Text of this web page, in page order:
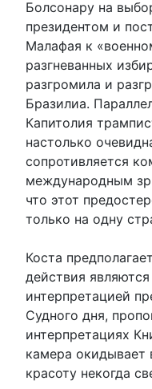
Болсонару на
президентом и
Малафая к
разгневанных
разгромила и
Бразилиа.
Капитолия
настолько
сопротивляется
международным
что этот
только на одну
Коста
действия
интерпретацией
Судного дня,
интерпретациях
камера окидывает
красоту некогда